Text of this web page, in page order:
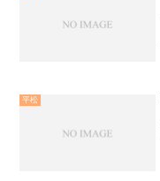
平松